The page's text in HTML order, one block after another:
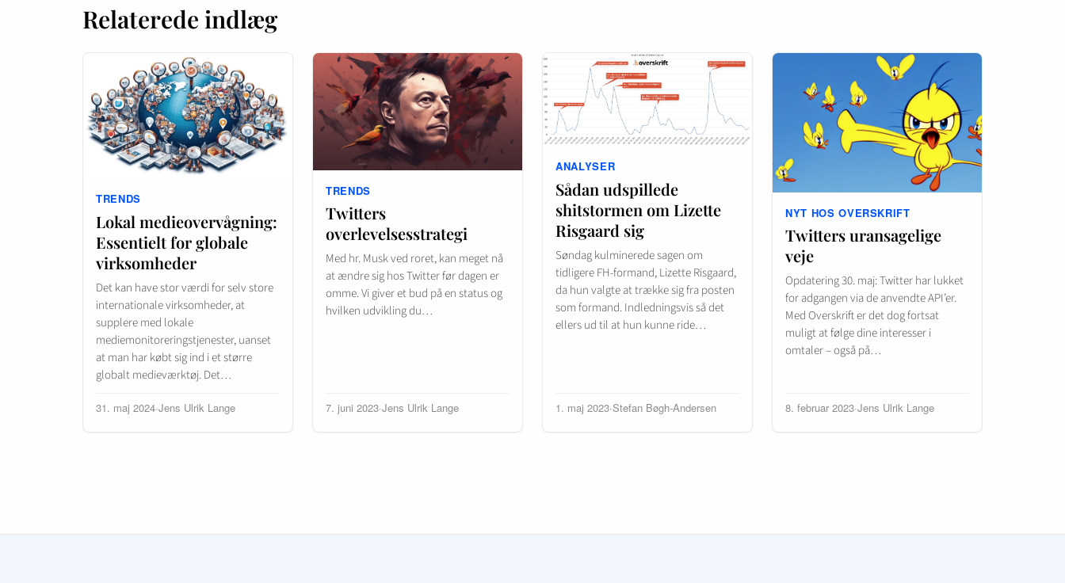
Relaterede indlæg
TRENDS
Lokal medieovervågning:
Essentielt for globale
virksomheder
Det kan have stor værdi for selv store
internationale virksomheder, at
supplere med lokale
mediemonitoreringstjenester, uanset
at man har købt sig ind i et større
globalt medieværktøj. Det…
31. maj 2024·Jens Ulrik Lange
TRENDS
Twitters
overlevelsesstrategi
Med hr. Musk ved roret, kan meget nå
at ændre sig hos Twitter før dagen er
omme. Vi giver et bud på en status og
hvilken udvikling du…
7. juni 2023·Jens Ulrik Lange
ANALYSER
Sådan udspillede
shitstormen om Lizette
Risgaard sig
Søndag kulminerede sagen om
tidligere FH-formand, Lizette Risgaard,
da hun valgte at trække sig fra posten
som formand. Indledningsvis så det
ellers ud til at hun kunne ride…
1. maj 2023·Stefan Bøgh-Andersen
NYT HOS OVERSKRIFT
Twitters uransagelige
veje
Opdatering 30. maj: Twitter har lukket
for adgangen via de anvendte API’er.
Med Overskrift er det dog fortsat
muligt at følge dine interesser i
omtaler – også på…
8. februar 2023·Jens Ulrik Lange